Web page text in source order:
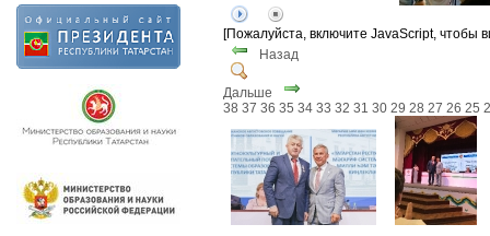
[Пожалуйста, включите JavaScript, чтобы
Назад
Дальше
38 37 36 35 34 33 32 31 30 29 28 27 26 25